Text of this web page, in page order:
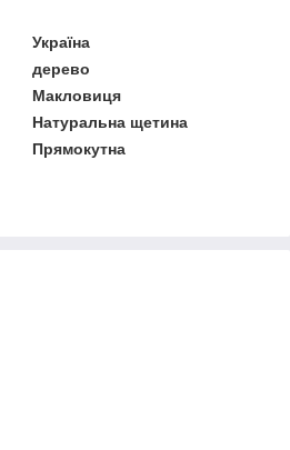
Україна
дерево
Макловиця
Натуральна щетина
Прямокутна